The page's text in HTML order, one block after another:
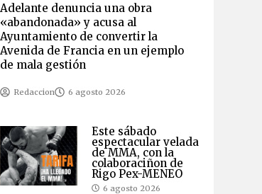
Adelante denuncia una obra
«abandonada» y acusa al
Ayuntamiento de convertir la
Avenida de Francia en un ejemplo
de mala gestión
Redaccion 6 agosto 2026
Este sábado
espectacular velada
de MMA, con la
colaboraciñon de
Rigo Pex-MENEO
6 agosto 2026